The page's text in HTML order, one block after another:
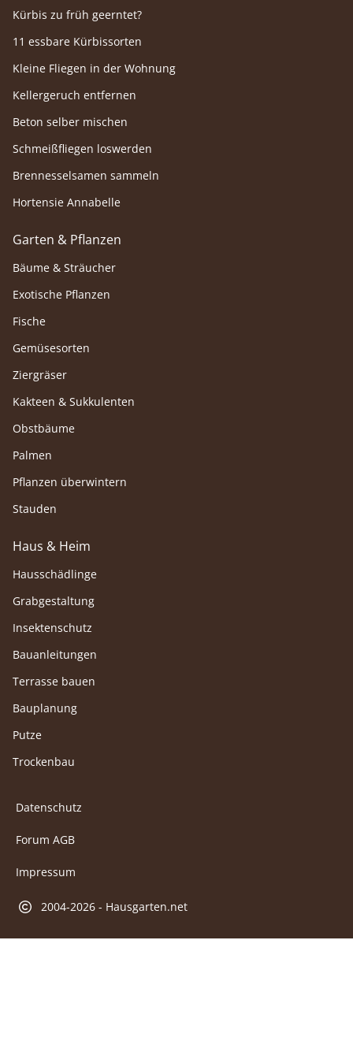
Kürbis zu früh geerntet?
11 essbare Kürbissorten
Kleine Fliegen in der Wohnung
Kellergeruch entfernen
Beton selber mischen
Schmeißfliegen loswerden
Brennesselsamen sammeln
Hortensie Annabelle
Garten & Pflanzen
Bäume & Sträucher
Exotische Pflanzen
Fische
Gemüsesorten
Ziergräser
Kakteen & Sukkulenten
Obstbäume
Palmen
Pflanzen überwintern
Stauden
Haus & Heim
Hausschädlinge
Grabgestaltung
Insektenschutz
Bauanleitungen
Terrasse bauen
Bauplanung
Putze
Trockenbau
Datenschutz
Forum AGB
Impressum
2004-2026 - Hausgarten.net